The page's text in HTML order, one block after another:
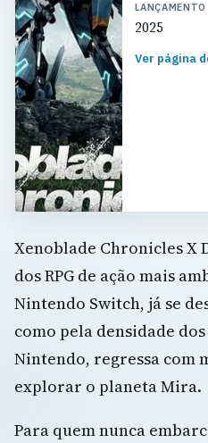
LANÇAMENTO
2025
Ver página
Xenoblade Chronicles X
dos RPG de ação mais
Nintendo Switch, já se
como pela densidade
Nintendo, regressa com
explorar o planeta Mira.
Para quem nunca